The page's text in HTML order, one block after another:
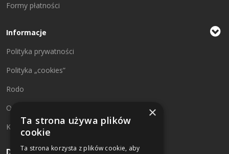
Formy płatności
Informacje
Polityka prywatności
Polityka „cookies”
Rodo
O firmie
Kontakt
×
Ta strona używa plików
cookie
Ta strona korzysta z plików cookie, aby